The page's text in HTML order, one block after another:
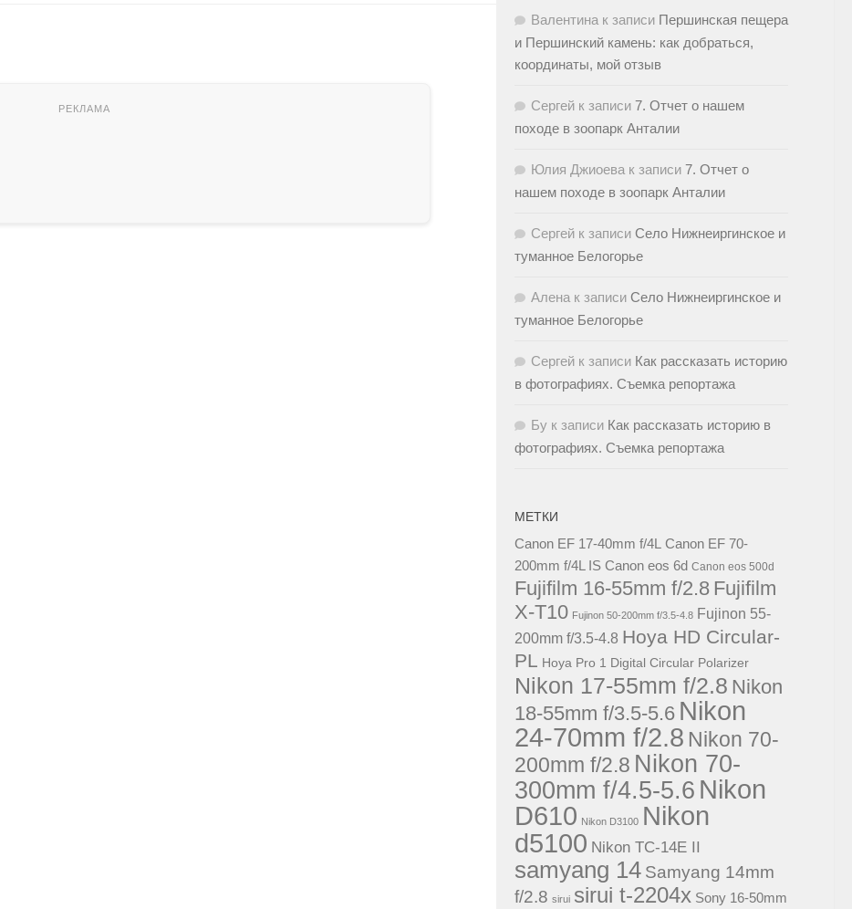
Валентина к записи Першинская пещера
и Першинский камень: как добраться,
координаты, мой отзыв
Сергей к записи 7. Отчет о нашем
походе в зоопарк Анталии
Юлия Джиоева к записи 7. Отчет о
нашем походе в зоопарк Анталии
Сергей к записи Село Нижнеиргинское и
туманное Белогорье
Алена к записи Село Нижнеиргинское и
туманное Белогорье
Сергей к записи Как рассказать историю
в фотографиях. Съемка репортажа
Бу к записи Как рассказать историю в
фотографиях. Съемка репортажа
МЕТКИ
Canon EF 17-40mm f/4L Canon EF 70-
200mm f/4L IS Canon eos 6d Canon eos 500d
Fujifilm 16-55mm f/2.8 Fujifilm
X-T10 Fujinon 50-200mm f/3.5-4.8 Fujinon 55-
200mm f/3.5-4.8 Hoya HD Circular-
PL Hoya Pro 1 Digital Circular Polarizer
Nikon 17-55mm f/2.8 Nikon
18-55mm f/3.5-5.6 Nikon
24-70mm f/2.8 Nikon 70-
200mm f/2.8 Nikon 70-
300mm f/4.5-5.6 Nikon
D610 Nikon D3100 Nikon
d5100 Nikon TC-14E II
samyang 14 Samyang 14mm
f/2.8 sirui sirui t-2204x Sony 16-50mm